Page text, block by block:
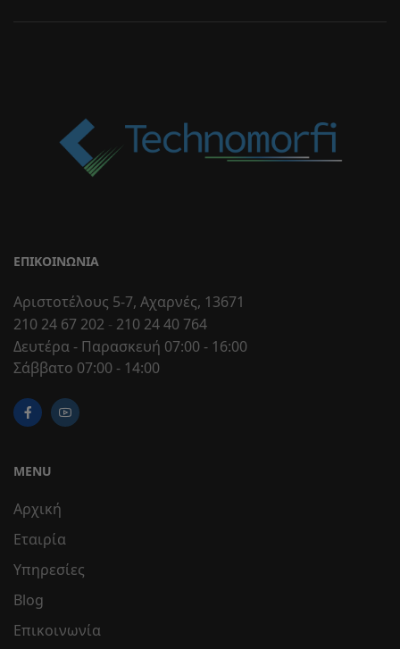
ΕΠΙΚΟΙΝΩΝΊΑ
Αριστοτέλους 5-7, Αχαρνές, 13671
210 24 67 202 - 210 24 40 764
Δευτέρα - Παρασκευή 07:00 - 16:00
Σάββατο 07:00 - 14:00
MENU
Αρχική
Εταιρία
Υπηρεσίες
Blog
Επικοινωνία